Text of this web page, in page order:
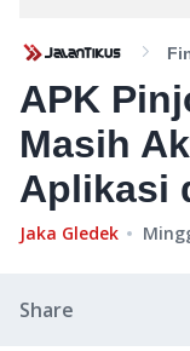
APK
Masih
Aplikasi
Jaka Gledek
Share